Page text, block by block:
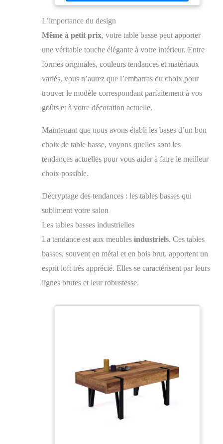
bureau ou en table à manger, bien installé sur votre
plateau offre un espace de rangement discret pour
ouvert en bas offre un espace pour livres, plaids ou
objets de décoration. Tout est bien ordonné Solide et
durable : Fabriquée en panneaux d’aggloméré et MDF
robustes, cette table à café est résistante, peut supporter
nombreuses années Montage facile : Grâce aux
instructions claires et aux outils fournis, cette table
minutes pour une utilisation rapide et sans souci
L’importance du design
Même à petit prix, votre table basse peut apporter
une véritable touche élégante à votre intérieur. Entre
formes originales, couleurs tendances et matériaux
variés, vous n’aurez que l’embarras du choix pour
trouver le modèle correspondant parfaitement à vos
goûts et à votre décoration actuelle.
Maintenant que nous avons établi les bases d’un bon
choix de table basse, voyons quelles sont les
tendances actuelles pour vous aider à faire le meilleur
choix possible.
Décryptage des tendances : les tables basses qui
subliment votre salon
Les tables basses industrielles
La tendance est aux meubles industriels. Ces tables
basses, souvent en métal et en bois brut, apportent un
esprit loft très apprécié. Elles se caractérisent par leurs
lignes brutes et leur robustesse.